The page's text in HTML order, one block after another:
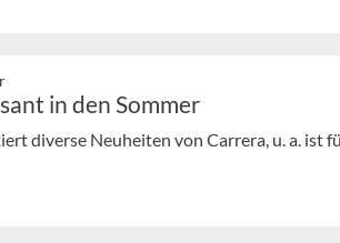
in den Sommer
diverse Neuheiten von Carrera, u. a. ist